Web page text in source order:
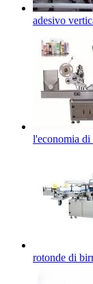
adesivo
l'economia di
rotonde di